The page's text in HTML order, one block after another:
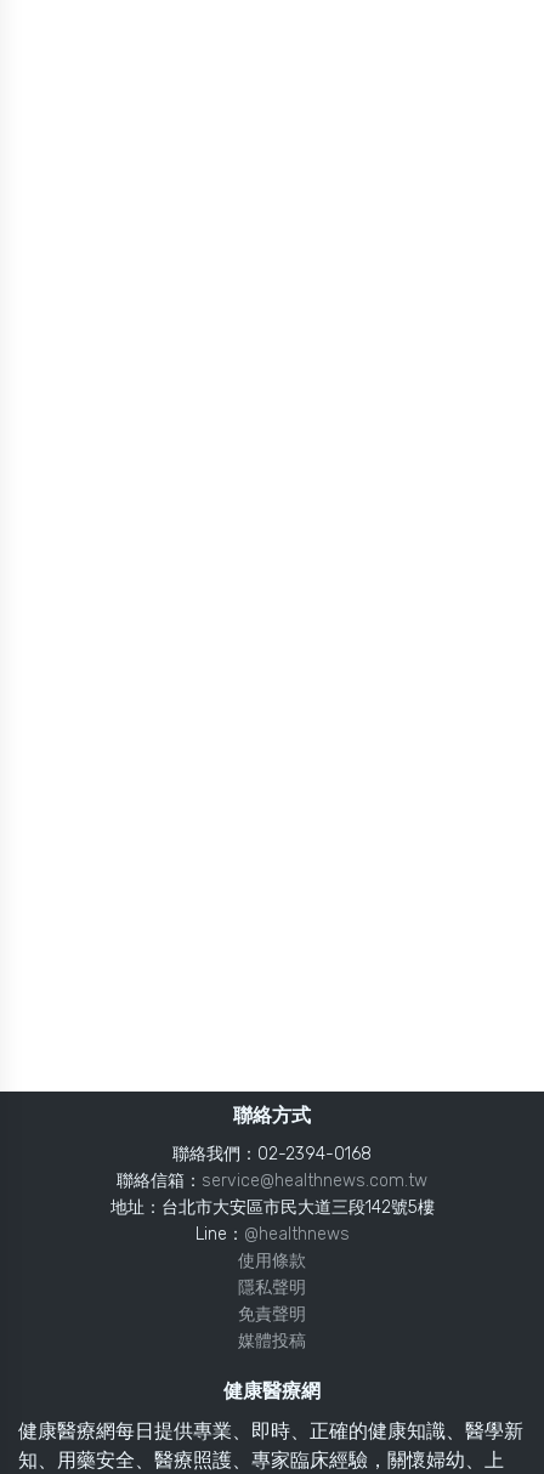
聯絡方式
聯絡我們：02-2394-0168
聯絡信箱： service@healthnews.com.tw
地址：台北市大安區市民大道三段142號5樓
Line： @healthnews
使用條款
隱私聲明
免責聲明
媒體投稿
健康醫療網
健康醫療網每日提供專業、即時、正確的健康知識、醫學新
知、用藥安全、醫療照護、專家臨床經驗，關懷婦幼、上